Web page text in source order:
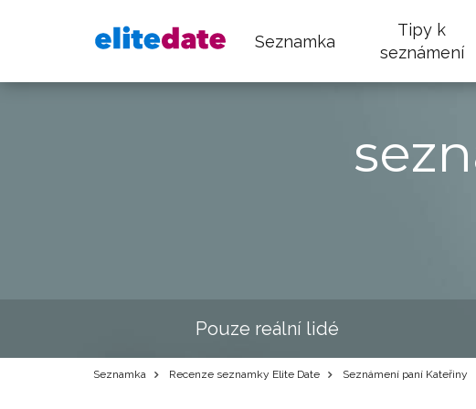
Seznamka
Tipy k
seznámení
Pouze reální lidé
Seznamka Recenze seznamky Elite Date Seznámení paní Kateřiny